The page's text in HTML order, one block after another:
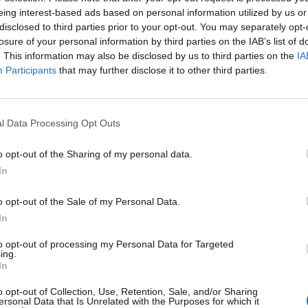
interest-based ads based on personal information utilized by us
to third parties prior to your opt-out. You may separately
of your personal information by third parties on the IAB’s list of
This information may also be disclosed by us to third parties on the
Participants that may further disclose it to other third parties.
Data Processing Opt Outs
opt-out of the Sharing of my personal data.
opt-out of the Sale of my Personal Data.
opt-out of processing my Personal Data for Targeted
opt-out of Collection, Use, Retention, Sale, and/or Sharing
Data that Is Unrelated with the Purposes for which it
όταν αναζητάς ειδήσεις στη Google
προτιμώμενη πηγή
της Google
που γίνεται κυρίως εκτός μεγάλων
είτε για εμπορικούς σκοπούς
λόγους. Πανηγύρεις οργανώνονται
κιόλας, και διεξάγονται σε ενορίες με
τη διάρκειά τους γίνεται συνήθως η
λειτουργία υπαίθριας αγοράς. Τα
υπαίθριους χώρους (π.χ. πλατείες) και
Πόσο
11:01